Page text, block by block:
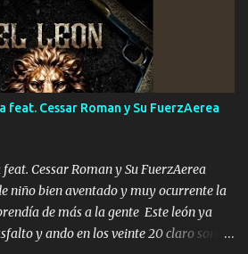
instrucciones para atender los deberes
problema de confianza tengo gente
y también Pariente 7 arreglan
es cuestión que ordené NOS HACE
CLAVE ERA EL 24 SIEMPRE FUE UN
ALGO M'URIÓ PELEAND0 SIEMPRE
QUE SIGA EL LEGADO Es el DOS de
inteligente y com...
feat. Cessar Roman y Su FuerzAerea
Cessar Roman y Su FuerzAerea
niño bien aventado y muy ocurrente la
de más a la gente Este león ya
y ando en los veinte 20 claro son